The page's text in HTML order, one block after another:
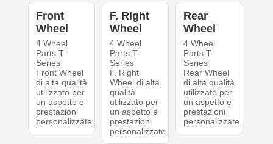
Front
Wheel
4 Wheel
Parts T-
Series
Front Wheel
di alta qualità
utilizzato per
un aspetto e
prestazioni
personalizzate.
F. Right
Wheel
4 Wheel
Parts T-
Series
F. Right
Wheel di alta
qualità
utilizzato per
un aspetto e
prestazioni
personalizzate.
Rear
Wheel
4 Wheel
Parts T-
Series
Rear Wheel
di alta qualità
utilizzato per
un aspetto e
prestazioni
personalizzate.